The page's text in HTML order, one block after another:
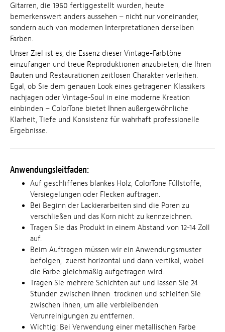
Gitarren, die 1960 fertiggestellt wurden, heute
bemerkenswert anders aussehen – nicht nur voneinander,
sondern auch von modernen Interpretationen derselben
Farben.
Unser Ziel ist es, die Essenz dieser Vintage-Farbtöne
einzufangen und treue Reproduktionen anzubieten, die Ihren
Bauten und Restaurationen zeitlosen Charakter verleihen.
Egal, ob Sie dem genauen Look eines getragenen Klassikers
nachjagen oder Vintage-Soul in eine moderne Kreation
einbinden – ColorTone bietet Ihnen außergewöhnliche
Klarheit, Tiefe und Konsistenz für wahrhaft professionelle
Ergebnisse.
Anwendungsleitfaden:
Auf geschliffenes blankes Holz, ColorTone Füllstoffe,
Versiegelungen oder Flecken auftragen.
Bei Beginn der Lackierarbeiten sind die Poren zu
verschließen und das Korn nicht zu kennzeichnen.
Tragen Sie das Produkt in einem Abstand von 12-14 Zoll
auf.
Beim Auftragen müssen wir ein Anwendungsmuster
befolgen, zuerst horizontal und dann vertikal, wobei
die Farbe gleichmäßig aufgetragen wird.
Tragen Sie mehrere Schichten auf und lassen Sie 24
Stunden zwischen ihnen trocknen und schleifen Sie
zwischen ihnen, um alle verbleibenden
Verunreinigungen zu entfernen.
Wichtig: Bei Verwendung einer metallischen Farbe